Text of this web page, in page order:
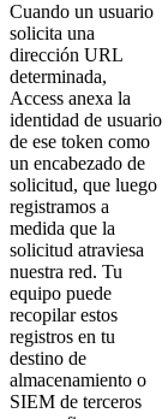
Cuando un usuario
solicita una
dirección URL
determinada,
Access anexa la
identidad de usuario
de ese token como
un encabezado de
solicitud, que luego
registramos a
medida que la
solicitud atraviesa
nuestra red. Tu
equipo puede
recopilar estos
registros en tu
destino de
almacenamiento o
SIEM de terceros